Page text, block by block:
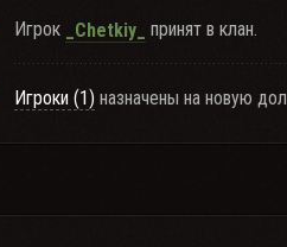
Игрок _Chetkiy_ принят в клан.
Игроки (1) назначены на новую